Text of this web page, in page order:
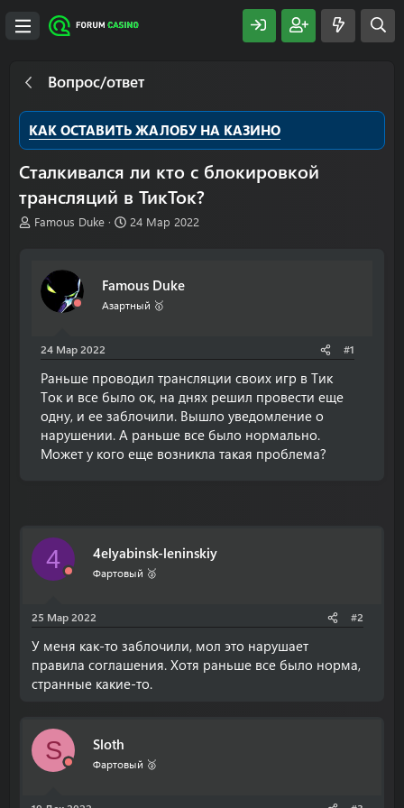
Вопрос/ответ
КАК ОСТАВИТЬ ЖАЛОБУ НА КАЗИНО
Сталкивался ли кто с блокировкой
трансляций в ТикТок?
А
ы
Famous Duke
Д
н
а
24 Мар 2022
Famous Duke
Азартный 🥇
24 Мар 2022 #1
Раньше проводил трансляции своих игр в Тик
Ток и все было ок, на днях решил провести еще
одну, и ее заблочили. Вышло уведомление о
нарушении. А раньше все было нормально.
Может у кого еще возникла такая проблема?
4 4elyabinsk-leninskiy
Фартовый 🥈
25 Мар 2022 #2
У меня как-то заблочили, мол это нарушает
правила соглашения. Хотя раньше все было норма,
странные какие-то.
S Sloth
Фартовый 🥈